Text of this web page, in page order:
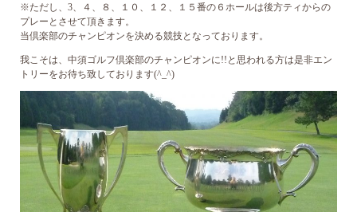
※ただし、3、４、８、１０、１２、１５番の６ホールは後方ティからの
プレーとさせて頂きます。
当倶楽部のチャンピオンを決める競技となっております。
我こそは、中須ゴルフ倶楽部のチャンピオンに!!と思われる方は是非エン
トリーをお待ち致しております(^_^)